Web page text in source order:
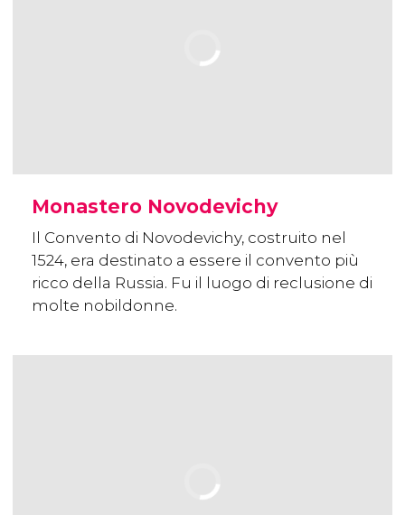
Monastero Novodevichy
Il Convento di Novodevichy, costruito nel
1524, era destinato a essere il convento più
ricco della Russia. Fu il luogo di reclusione di
molte nobildonne.